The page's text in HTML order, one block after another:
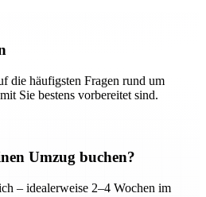
die häufigsten Fragen rund um
Sie bestens vorbereitet sind.
Umzug buchen?
– idealerweise 2–4 Wochen im